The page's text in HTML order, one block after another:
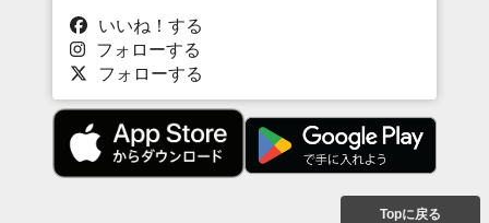
いいね！する
フォローする
フォローする
Topに戻る